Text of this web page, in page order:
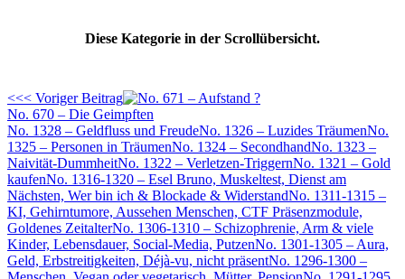
Diese Kategorie in der Scrollübersicht.
<<< Voriger Beitrag
No. 670 – Die Geimpften
No. 1328 – Geldfluss und FreudeNo. 1326 – Luzides TräumenNo.
1325 – Personen in TräumenNo. 1324 – SecondhandNo. 1323 –
Naivität-DummheitNo. 1322 – Verletzen-TriggernNo. 1321 – Gold
kaufenNo. 1316-1320 – Esel Bruno, Muskeltest, Dienst am
Nächsten, Wer bin ich & Blockade & WiderstandNo. 1311-1315 –
KI, Gehirntumore, Aussehen Menschen, CTF Präsenzmodule,
Goldenes ZeitalterNo. 1306-1310 – Schizophrenie, Arm & viele
Kinder, Lebensdauer, Social-Media, PutzenNo. 1301-1305 – Aura,
Geld, Erbstreitigkeiten, Déjà-vu, nicht präsentNo. 1296-1300 –